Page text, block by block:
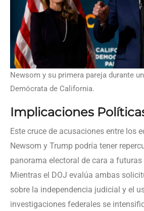
Newsom y su primera pareja durante
Demócrata de California.
Implicaciones
Este cruce de acusaciones entre los
Newsom y Trump podría tener
panorama electoral de cara a futuras
Mientras el DOJ evalúa ambas
sobre la independencia judicial y el
investigaciones federales se